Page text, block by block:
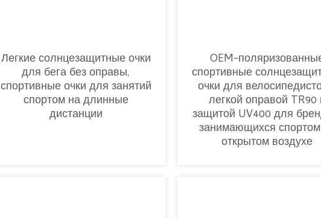
Легкие солнцезащитные очки
для бега без оправы,
спортивные очки для занятий
спортом на длинные
дистанции
OEM-
спортивные
очки для
легкой оправой TR90
защитой UV400 для
занимающихся
открытом воздухе